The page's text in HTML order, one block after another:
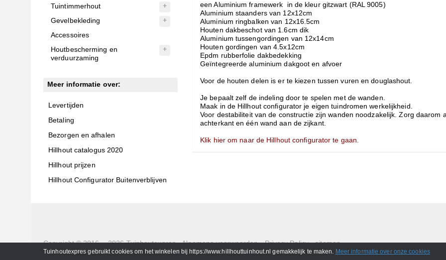
Tuintimmerhout
Gevelbekleding
Accessoires
Houtbescherming en
verduurzaming
Meer informatie over:
Levertijden
Betaling
Bezorgen en afhalen
Hillhout catalogus 2020
Hillhout prijzen
Hillhout Configurator Buitenverblijven
een Aluminium framewerk in de kleur gitzwart (RAL 9005)
Aluminium staanders van 12x12cm
Aluminium ringbalken van 12x16.5cm
Houten dakbeschot van 1.6cm dik
Aluminium tussengordingen van 12x14cm
Houten gordingen van 4.5x12cm
Epdm rubberfolie dakbedekking
Geïntegreerde aluminium dakgoot en afvoer
Voor de houten delen is er te kiezen tussen vuren en douglashout.
Je bepaalt zelf de indeling door te spelen met de wanden.
Maak in de Hillhout configurator je eigen tuindromen werkelijkheid.
Voor destabiliteit van de constructie zijn wanden noodzakelijk. Zorg daarom
achterkant en één wand aan de zijkant.
Klik hier om naar de Hillhout configurator te gaan.
Copyright © 2016 - 2026Tuinhoutexpres-Algemene voorwaarden-Privacy Policy-sitemap
Delfweg 36 b-221VM-Noordwijkerhout- Tel. 0252429484 -info@hillhouttuinhout.nl
Tuinhoutexpres gebruikt cookies om het winkelen bij https://www.hillhouttuinhout.nl gemakkelijk te maken. Meer informatie over onze cookies